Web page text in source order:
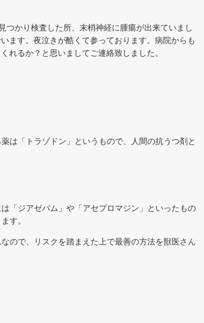
つかり検査した所、末梢神経に腫瘍が出来ていまし
ます。夜泣きが酷くて参っております。病院からも
れるか？と思いましてご連絡致しました。
は「トラゾドン」というもので、人間の抗うつ剤と
「ジアゼパム」や「アセプロマジン」といったもの
す。
ので、リスクを踏まえた上で最善の方法を獣医さん